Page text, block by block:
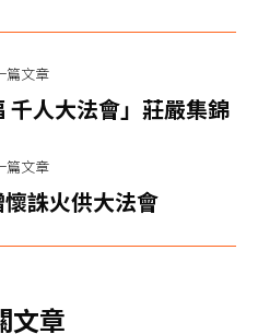
篇文章
上
篇
文
千人大法會」莊嚴集錦
篇文章
下
章：
誅火供大法會
文章